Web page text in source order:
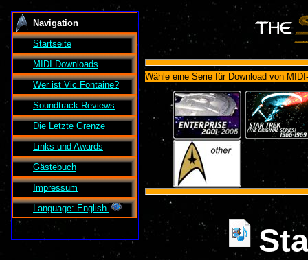
Navigation
Startseite
MIDI Downloads
Wer ist Vic Fontaine?
Soundtrack Reviews
Die Letzte Grenze
Links und Awards
Gästebuch
Impressum
Language: English
Wähle eine Serie für Download von